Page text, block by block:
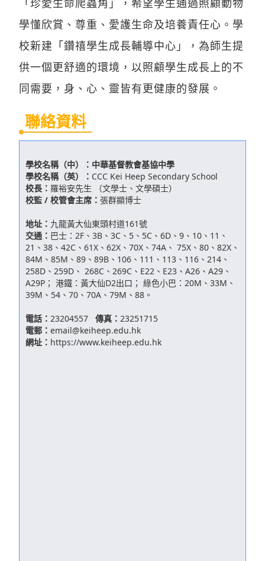
學懂欣賞、尊重、愛護生命及培養責任心。學
校新建「鑽禧學生成長輔導中心」，為師生提
供一個更舒適的環境，以照顧學生成長上的不
同需要，身、心、靈皆有更健康的發展。
聯絡資料
學校名稱（中）： 中華基督教會基協中學
學校名稱（英）： CCC Kei Heep Secondary School
校長： 羅裕安先生 （文學士、文學碩士）
校監 / 校管會主席： 張群顯博士
地址： 九龍黃大仙東頭村道161號
交通： 巴士：2F、3B、3C、5、5C、6D、9、10、11、
21、38、42C、61X、62X、70X、74A、 75X、80、82X、
84M、85M、89、89B、106、111、113、116、214、
258D、259D、 268C、269C、E22、E23、A26、A29、
A29P； 港鐵：黃大仙D2出口； 綠色小巴：20M、33M、
39M、54、70、70A、79M、88。
電話： 23204557 傳真： 23251715
電郵： email@keiheep.edu.hk
網址： https://www.keiheep.edu.hk